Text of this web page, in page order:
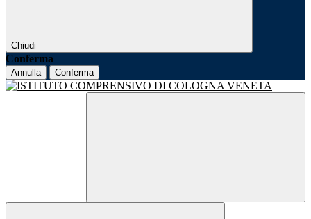
Chiudi
Conferma
Annulla Conferma